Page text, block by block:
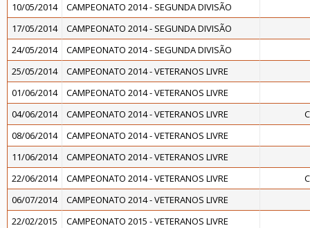
10/05/2014
CAMPEONATO 2014 - SEGUNDA DIVISÃO
17/05/2014
CAMPEONATO 2014 - SEGUNDA DIVISÃO
24/05/2014
CAMPEONATO 2014 - SEGUNDA DIVISÃO
25/05/2014
CAMPEONATO 2014 - VETERANOS LIVRE
01/06/2014
CAMPEONATO 2014 - VETERANOS LIVRE
04/06/2014
CAMPEONATO 2014 - VETERANOS LIVRE
08/06/2014
CAMPEONATO 2014 - VETERANOS LIVRE
11/06/2014
CAMPEONATO 2014 - VETERANOS LIVRE
22/06/2014
CAMPEONATO 2014 - VETERANOS LIVRE
06/07/2014
CAMPEONATO 2014 - VETERANOS LIVRE
22/02/2015
CAMPEONATO 2015 - VETERANOS LIVRE